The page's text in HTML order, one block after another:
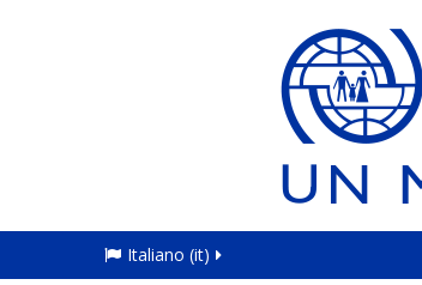
Italiano ‎(it)‎